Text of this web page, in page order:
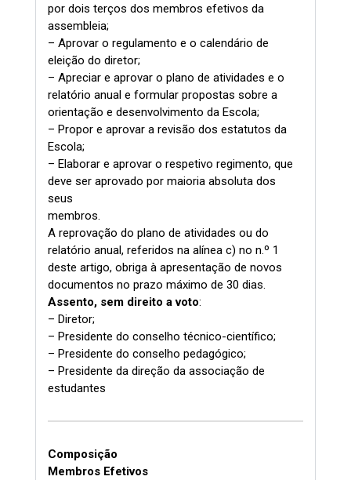
por dois terços dos membros efetivos da
assembleia;
– Aprovar o regulamento e o calendário de
eleição do diretor;
– Apreciar e aprovar o plano de atividades e o
relatório anual e formular propostas sobre a
orientação e desenvolvimento da Escola;
– Propor e aprovar a revisão dos estatutos da
Escola;
– Elaborar e aprovar o respetivo regimento, que
deve ser aprovado por maioria absoluta dos
seus
membros.
A reprovação do plano de atividades ou do
relatório anual, referidos na alínea c) no n.º 1
deste artigo, obriga à apresentação de novos
documentos no prazo máximo de 30 dias.
Assento, sem direito a voto:
– Diretor;
– Presidente do conselho técnico-científico;
– Presidente do conselho pedagógico;
– Presidente da direção da associação de
estudantes
Composição
Membros Efetivos